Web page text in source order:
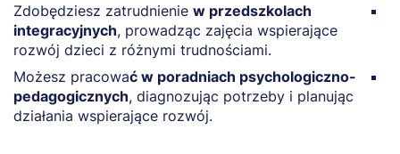
Zdobędziesz zatrudnienie w przedszkolach
integracyjnych, prowadząc zajęcia wspierające
rozwój dzieci z różnymi trudnościami.
Możesz pracować w poradniach psychologiczno-
pedagogicznych, diagnozując potrzeby i planując
działania wspierające rozwój.